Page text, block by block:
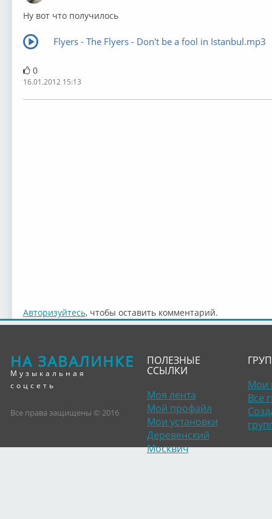
Ну вот что получилось
Flyers - The Flyers - Don't be a fool in Istanbul.mp3
0
16.01.2012 15:13
Авторизуйтесь, чтобы оставить комментарий.
НА ЗАВАЛИНКЕ
Музыкальная
соцсеть
Все права защищены © 2016
ПОЛЕЗНЫЕ
ССЫЛКИ
Моя лента
Мой профайл
Мои установки
Деревенский
Москвич
Мои
Все